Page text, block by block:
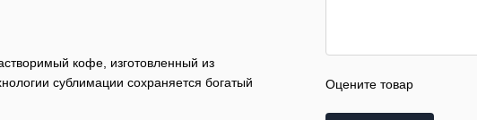
кофе, изготовленный из
сублимации сохраняется богатый
Оцените товар